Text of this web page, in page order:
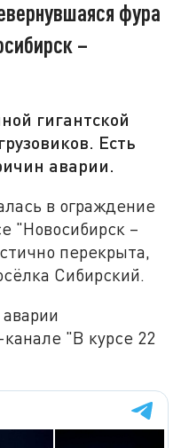
фура
–
гигантской
Есть
аварии.
в ограждение
"Новосибирск –
перекрыта,
Сибирский.
"В курсе 22